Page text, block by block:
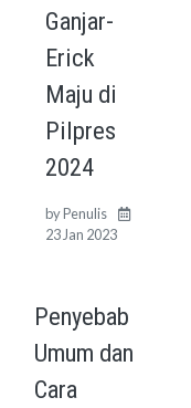
Ganjar-
Erick
Maju di
Pilpres
2024
byPenulis
23 Jan 2023
Penyebab
Umum dan
Cara